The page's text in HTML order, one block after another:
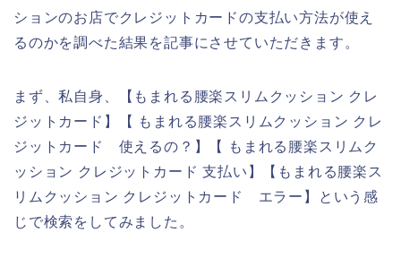
ションのお店でクレジットカードの支払い方法が使え
るのかを調べた結果を記事にさせていただきます。
まず、私自身、【もまれる腰楽スリムクッション クレ
ジットカード】【 もまれる腰楽スリムクッション クレ
ジットカード 使えるの？】【 もまれる腰楽スリムク
ッション クレジットカード 支払い】【もまれる腰楽ス
リムクッション クレジットカード エラー】という感
じで検索をしてみました。